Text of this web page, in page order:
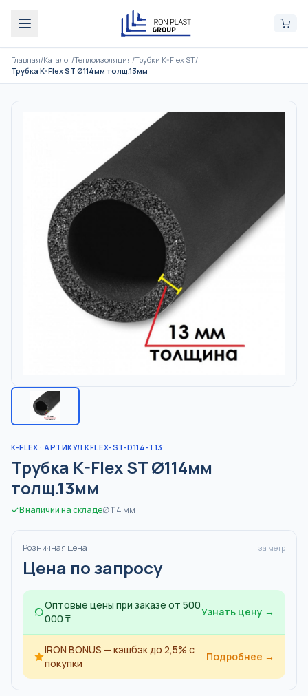
Главная/Каталог/Теплоизоляция/Трубки K-Flex ST/
Трубка K-Flex ST Ø114мм толщ.13мм
K-FLEX · АРТИКУЛ KFLEX-ST-D114-T13
Трубка K-Flex ST Ø114мм
толщ.13мм
В наличии на складе∅114 мм
Розничная цена за метр
Цена по запросу
Оптовые цены при заказе от 500
000 ₸
Узнать цену →
IRON BONUS — кэшбэк до 2,5% с
покупки
Подробнее →